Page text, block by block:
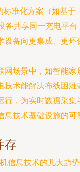
标准化方案（如基于
备共享同一充电平台
设备向更集成、更环
网场景中，如智能家
技术能解决布线困难
行，为实时数据采集
息技术基础设施的可
存
信息技术的几大趋